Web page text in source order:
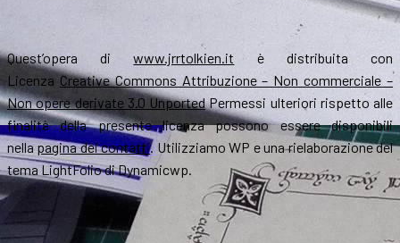
Quest’opera diwww.jrrtolkien.it è distribuita con
Licenza Creative Commons Attribuzione – Non commerciale –
Non opere derivate 3.0 UnportedPermessi ulteriori rispetto alle
finalità della presente licenza possono essere disponibili
nellapagina dei contatti. Utilizziamo WP e una rielaborazione del
tema LightFolio di Dynamicwp.